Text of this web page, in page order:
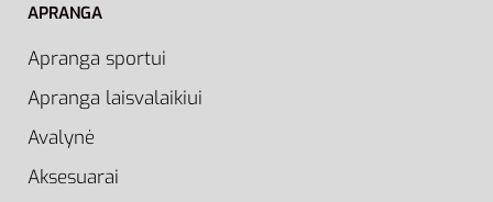
APRANGA
Apranga sportui
Apranga laisvalaikiui
Avalynė
Aksesuarai